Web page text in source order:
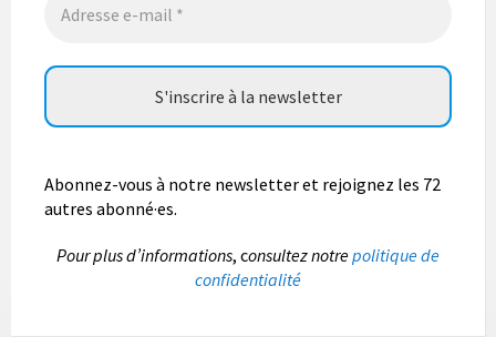
Abonnez-vous à notre newsletter et rejoignez les 72
autres abonné·es.
Pour plus d’informations, consultez notrepolitique de
confidentialité